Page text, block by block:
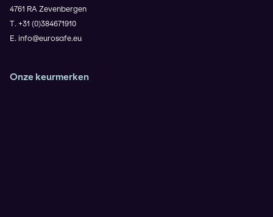
4761 RA Zevenbergen
T. +31 (0)384671910
E. info@eurosafe.eu
Onze keurmerken